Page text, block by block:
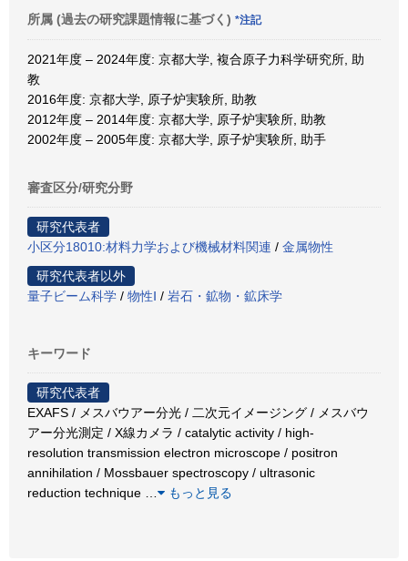
所属 (過去の研究課題情報に基づく) *注記
2021年度 – 2024年度: 京都大学, 複合原子力科学研究所, 助
教
2016年度: 京都大学, 原子炉実験所, 助教
2012年度 – 2014年度: 京都大学, 原子炉実験所, 助教
2002年度 – 2005年度: 京都大学, 原子炉実験所, 助手
審査区分/研究分野
研究代表者
小区分18010:材料力学および機械材料関連 / 金属物性
研究代表者以外
量子ビーム科学 / 物性Ⅰ / 岩石・鉱物・鉱床学
キーワード
研究代表者
EXAFS / メスバウアー分光 / 二次元イメージング / メスバウ
アー分光測定 / X線カメラ / catalytic activity / high-
resolution transmission electron microscope / positron
annihilation / Mossbauer spectroscopy / ultrasonic
reduction technique
もっと見る